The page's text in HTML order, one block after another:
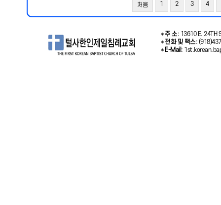
처음
1 2 3 4
* 주 소: 13610 E. 24TH
* 전화 및 팩스:
* E-Mail :